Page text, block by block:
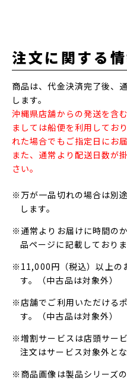
注文に関する
商品は、代金決済完了後、
します。
沖縄県店舗からの発送を含
ましては船便を利用してお
れた場合でもご指定日にお
また、通常より配送日数が
さい。
※万が一品切れの場合は別
します。
※通常よりお届けに時間の
品ページに記載しており
※11,000円（税込）以上の
す。（中古品は対象外）
※店舗でご利用いただける
す。（中古品は対象外）
※増割サービスは店頭サー
注文はサービス対象外と
※商品画像は製品シリーズ